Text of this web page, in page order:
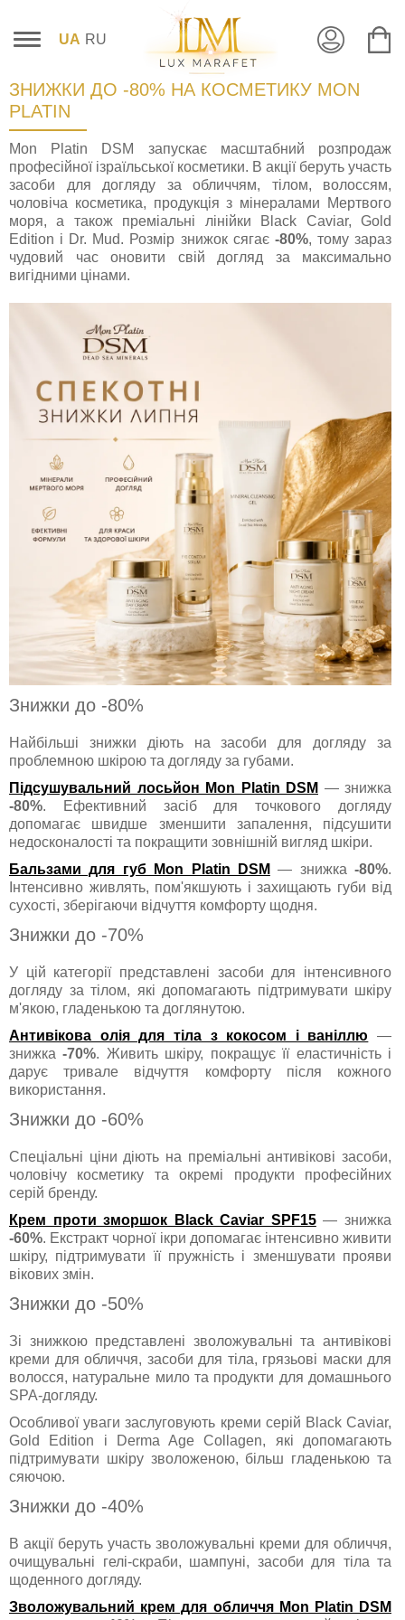
UA RU
ЗНИЖКИ ДО -80% НА КОСМЕТИКУ MON
PLATIN
Mon Platin DSM запускає масштабний розпродаж
професійної ізраїльської косметики. В акції беруть участь
засоби для догляду за обличчям, тілом, волоссям,
чоловіча косметика, продукція з мінералами Мертвого
моря, а також преміальні лінійки Black Caviar, Gold
Edition і Dr. Mud. Розмір знижок сягає -80%, тому зараз
чудовий час оновити свій догляд за максимально
вигідними цінами.
Знижки до -80%
Найбільші знижки діють на засоби для догляду за
проблемною шкірою та догляду за губами.
Підсушувальний лосьйон Mon Platin DSM — знижка
-80%. Ефективний засіб для точкового догляду
допомагає швидше зменшити запалення, підсушити
недосконалості та покращити зовнішній вигляд шкіри.
Бальзами для губ Mon Platin DSM — знижка -80%.
Інтенсивно живлять, пом'якшують і захищають губи від
сухості, зберігаючи відчуття комфорту щодня.
Знижки до -70%
У цій категорії представлені засоби для інтенсивного
догляду за тілом, які допомагають підтримувати шкіру
м'якою, гладенькою та доглянутою.
Антивікова олія для тіла з кокосом і ваніллю —
знижка-70%. Живить шкіру, покращує її еластичність і
дарує тривале відчуття комфорту після кожного
використання.
Знижки до -60%
Спеціальні ціни діють на преміальні антивікові засоби,
чоловічу косметику та окремі продукти професійних
серій бренду.
Крем проти зморшок Black Caviar SPF15— знижка
-60%. Екстракт чорної ікри допомагає інтенсивно живити
шкіру, підтримувати її пружність і зменшувати прояви
вікових змін.
Знижки до -50%
Зі знижкою представлені зволожувальні та антивікові
креми для обличчя, засоби для тіла, грязьові маски для
волосся, натуральне мило та продукти для домашнього
SPA-догляду.
Особливої уваги заслуговують креми серій Black Caviar,
Gold Edition і Derma Age Collagen, які допомагають
підтримувати шкіру зволоженою, більш гладенькою та
сяючою.
Знижки до -40%
В акції беруть участь зволожувальні креми для обличчя,
очищувальні гелі-скраби, шампуні, засоби для тіла та
щоденного догляду.
Зволожувальний крем для обличчя Mon Platin DSM